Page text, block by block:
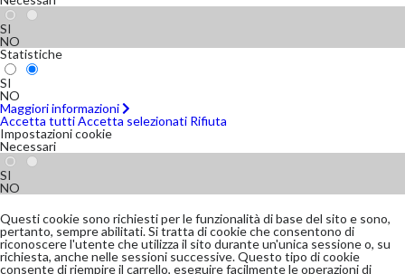
SI
NO
Statistiche
SI
NO
Maggiori informazioni
Accetta tuttiAccetta selezionati Rifiuta
Impostazioni cookie
Necessari
SI
NO
Questi cookie sono richiesti per le funzionalità di base del sito e sono,
pertanto, sempre abilitati. Si tratta di cookie che consentono di
riconoscere l'utente che utilizza il sito durante un'unica sessione o, su
richiesta, anche nelle sessioni successive. Questo tipo di cookie
consente di riempire il carrello, eseguire facilmente le operazioni di